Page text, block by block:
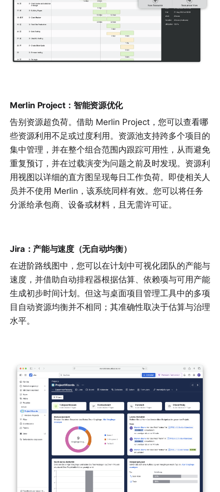
Merlin Project：智能资源优化
告别资源超负荷。借助 Merlin Project，您可以查看哪
些资源利用不足或过度利用。资源池支持跨多个项目的
集中管理，并在整个组合范围内跟踪可用性，从而避免
重复预订，并在过载演变为问题之前及时发现。资源利
用视图以详细的直方图呈现每日工作负荷。即使相关人
员并不使用 Merlin，该系统同样有效。您可以将任务
分派给承包商、设备或材料 ，且无需许可证。
Jira：产能与速度（无自动均衡）
在进阶路线图中，您可以在计划中可视化团队的产能与
速度，并借助自动排程器根据估算、依赖项与可用产能
生成初步时间计划。但这与桌面项目管理工具中的多项
目自动资源均衡并不相同；其准确性取决于估算与治理
水平。